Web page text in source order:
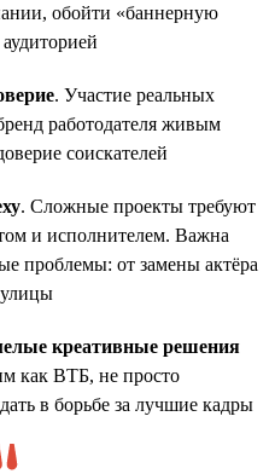
обойти «баннерную
. Участие реальных
работодателя живым
соискателей
. Сложные проекты требуют
и исполнителем. Важна
проблемы: от замены актёра
креативные решения
как ВТБ, не просто
в борьбе за лучшие кадры